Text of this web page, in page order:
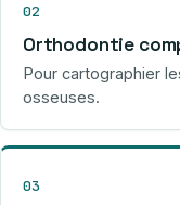
02
Orthodontie
Pour cartographier
osseuses.
03